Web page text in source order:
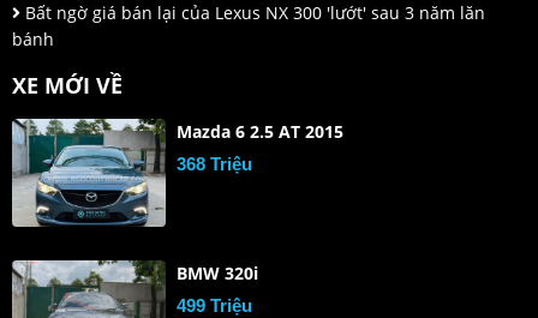
Bất ngờ giá bán lại của Lexus NX 300 'lướt' sau 3 năm lăn
bánh
XE MỚI VỀ
Mazda 6 2.5 AT 2015
368 Triệu
BMW 320i
499 Triệu